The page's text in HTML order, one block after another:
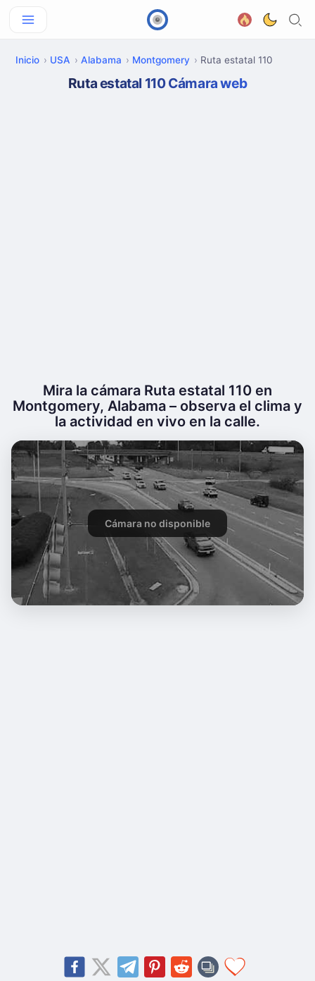
Inicio USA Alabama Montgomery Ruta estatal 110
Ruta estatal 110 Cámara web
Mira la cámara Ruta estatal 110 en
Montgomery, Alabama – observa el clima y
la actividad en vivo en la calle.
Cámara no disponible